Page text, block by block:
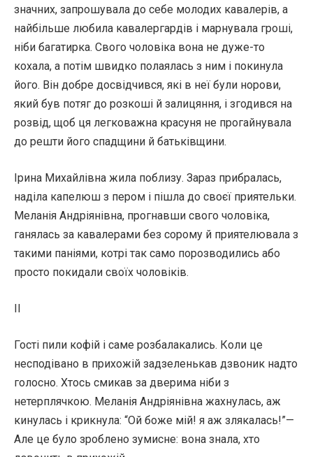
значних, запрошувала до себе молодих кавалерів, а
найбільше любила кавалергардів і марнувала гроші,
ніби багатирка. Свого чоловіка вона не дуже-то
кохала, а потім швидко полаялась з ним і покинула
його. Він добре досвідчився, які в неї були норови,
який був потяг до розкоші й залицяння, і згодився на
розвід, щоб ця легковажна красуня не прогайнувала
до решти його спадщини й батьківщини.
Ірина Михайлівна жила поблизу. Зараз прибралась,
наділа капелюш з пером і пішла до своєї приятельки.
Меланія Андріянівна, прогнавши свого чоловіка,
ганялась за кавалерами без сорому й приятелювала з
такими паніями, котрі так само порозводились або
просто покидали своїх чоловіків.
II
Гості пили кофій і саме розбалакались. Коли це
несподівано в прихожій задзеленькав дзвоник надто
голосно. Хтось смикав за дверима ніби з
нетерплячкою. Меланія Андріянівна жахнулась, аж
кинулась і крикнула: “Ой боже мій! я аж злякалась!”—
Але це було зроблено зумисне: вона знала, хто